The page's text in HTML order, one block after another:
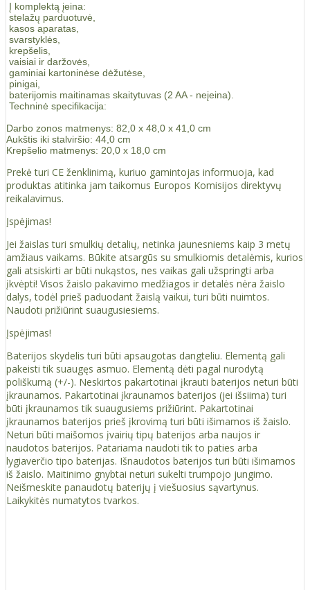
Į komplektą įeina:
stelažų parduotuvė,
kasos aparatas,
svarstyklės,
krepšelis,
vaisiai ir daržovės,
gaminiai kartoninėse dėžutėse,
pinigai,
baterijomis maitinamas skaitytuvas (2 AA - neįeina).
Techninė specifikacija:
Darbo zonos matmenys: 82,0 x 48,0 x 41,0 cm
Aukštis iki stalviršio: 44,0 cm
Krepšelio matmenys: 20,0 x 18,0 cm
Prekė turi CE ženklinimą, kuriuo gamintojas informuoja, kad
produktas atitinka jam taikomus Europos Komisijos direktyvų
reikalavimus.
Įspėjimas!
Jei žaislas turi smulkių detalių, netinka jaunesniems kaip 3 metų
amžiaus vaikams. Būkite atsargūs su smulkiomis detalėmis, kurios
gali atsiskirti ar būti nukąstos, nes vaikas gali užspringti arba
įkvėpti! Visos žaislо pakavimo medžiagos ir detalės nėra žaislo
dalys, todėl prieš paduodant žaislą vaikui, turi būti nuimtos.
Naudoti prižiūrint suaugusiesiems.
Įspėjimas!
Baterijos skydelis turi būti apsaugotas dangteliu. Elementą gali
pakeisti tik suaugęs asmuo. Elementą dėti pagal nurodytą
poliškumą (+/-). Neskirtos pakartotinai įkrauti baterijos neturi būti
įkraunamos. Pakartotinai įkraunamos baterijos (jei išsiima) turi
būti įkraunamos tik suaugusiems prižiūrint. Pakartotinai
įkraunamos baterijos prieš įkrovimą turi būti išimamos iš žaislo.
Neturi būti maišomos įvairių tipų baterijos arba naujos ir
naudotos baterijos. Patariama naudoti tik to paties arba
lygiaverčio tipo baterijas. Išnaudotos baterijos turi būti išimamos
iš žaislo. Maitinimo gnybtai neturi sukelti trumpojo jungimo.
Neišmeskite panaudotų baterijų į viešuosius sąvartynus.
Laikykitės numatytos tvarkos.